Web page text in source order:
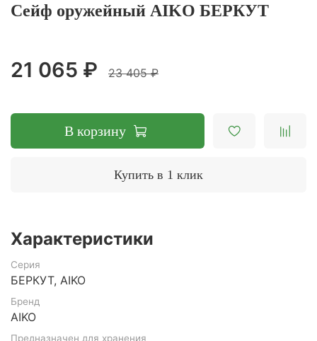
Сейф оружейный AIKO БЕРКУТ
21 065 ₽ 23 405 ₽
В корзину
Купить в 1 клик
Характеристики
Серия
БЕРКУТ, AIKO
Бренд
AIKO
Предназначен для хранения